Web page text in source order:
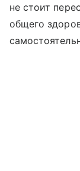
не стоит
общего